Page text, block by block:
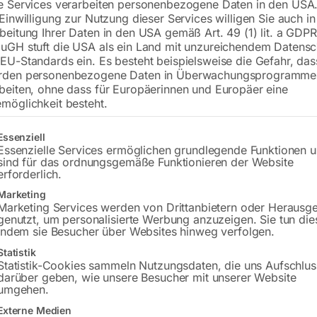
mit Trockner und Steuerung ES 4000
Lieferzeit:Auf Nachfrage
Bitte beachten Sie: Die Versandkosten
Services verarbeiten personenbezogene Daten in den
zur Nutzung dieser Services willigen Sie auch
Ihrer Daten in den USA gemäß Art. 49 (1) lit. a
stuft die USA als ein Land mit unzureichendem
Standards ein. Es besteht beispielsweise die Gefahr,
personenbezogene Daten in
ohne dass für Europäerinnen und Europäer eine
besteht.
eine Liste der Service-Gruppen, für die eine Einwilligung erteilt
Services ermöglichen grundlegende Funktionen
für das ordnungsgemäße Funktionieren der Website
Services werden von Drittanbietern oder
um personalisierte Werbung anzuzeigen. Sie tun
sie Besucher über Websites hinweg verfolgen.
Cookies sammeln Nutzungsdaten, die uns
geben, wie unsere Besucher mit unserer Website
Medien